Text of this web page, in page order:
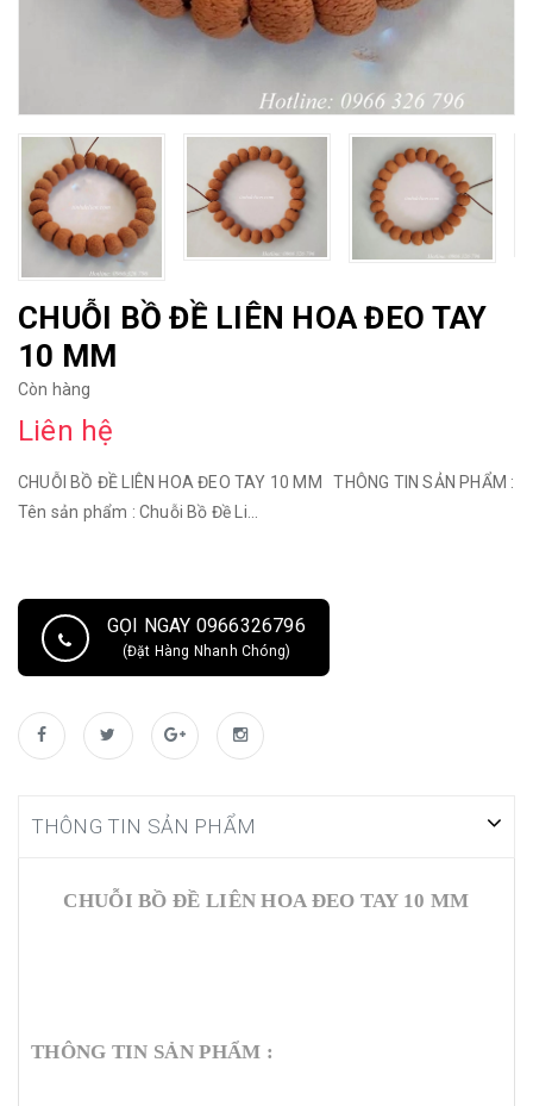
CHUỖI BỒ ĐỀ LIÊN HOA ĐEO TAY
10 MM
Còn hàng
Liên hệ
CHUỖI BỒ ĐỀ LIÊN HOA ĐEO TAY 10 MM THÔNG TIN SẢN PHẨM :
Tên sản phẩm : Chuỗi Bồ Đề Li...
GỌI NGAY 0966326796
(Đặt Hàng Nhanh Chóng)
THÔNG TIN SẢN PHẨM
CHUỖI BỒ ĐỀ LIÊN HOA ĐEO TAY 10 MM
THÔNG TIN SẢN PHẨM :